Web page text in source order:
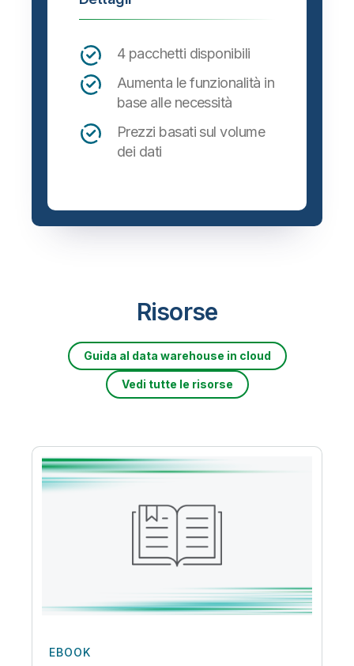
4 pacchetti disponibili
Aumenta le funzionalità in
base alle necessità
Prezzi basati sul volume
dei dati
Risorse
Guida al data warehouse in cloud
Vedi tutte le risorse
EBOOK